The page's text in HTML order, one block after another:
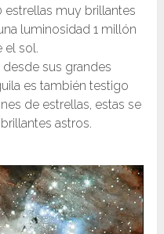
estrellas muy brillantes
luminosidad 1 millón
sol.
sus grandes
es también testigo
de estrellas, estas se
astros.